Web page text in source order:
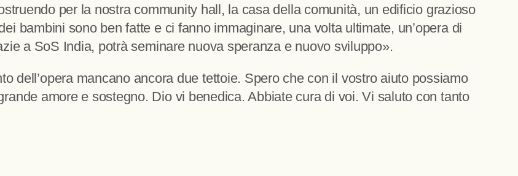
per la nostra community hall, la casa della comunità, un edificio grazioso
bambini sono ben fatte e ci fanno immaginare, una volta ultimate, un’opera di
a SoS India, potrà seminare nuova speranza e nuovo sviluppo».
dell’opera mancano ancora due tettoie. Spero che con il vostro aiuto possiamo
amore e sostegno. Dio vi benedica. Abbiate cura di voi. Vi saluto con tanto